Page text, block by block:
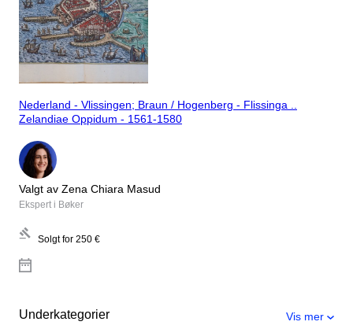
Nederland - Vlissingen; Braun / Hogenberg - Flissinga ..
Zelandiae Oppidum - 1561-1580
Valgt av Zena Chiara Masud
Ekspert i Bøker
Solgt for 250 €
Underkategorier Vis mer